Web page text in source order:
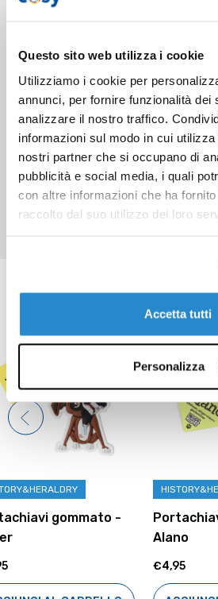
Questo sito web utilizza i cookie
Utilizziamo i cookie per
annunci, per fornire funzionalità dei
analizzare il nostro traffico.
informazioni sul modo in cui
nostri partner che si occupano di
pubblicità e social media, i quali
con altre informazioni che ha
raccolto dal suo utilizzo dei loro
Accetta tutti
Personalizza
-
HISTORY&HERALDRY
Portachiavi gommato -